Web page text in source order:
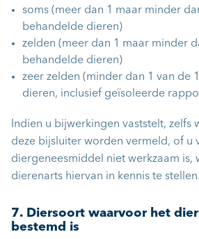
soms (meer dan 1 maar minder
behandelde dieren)
zelden (meer dan 1 maar minder
behandelde dieren)
zeer zelden (minder dan 1 van de
dieren, inclusief geïsoleerde
Indien u bijwerkingen vaststelt, zelfs
deze bijsluiter worden vermeld, of u
diergeneesmiddel niet werkzaam is,
dierenarts hiervan in kennis te stellen.
7. Diersoort waarvoor het
bestemd is